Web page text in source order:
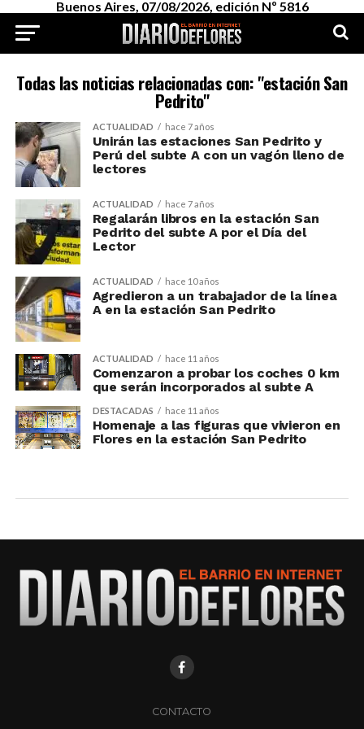
Buenos Aires, 07/08/2026, edición Nº 5816
Todas las noticias relacionadas con: "estación San
Pedrito"
ACTUALIDAD hace 7 años
Unirán las estaciones San Pedrito y
Perú del subte A con un vagón lleno de
lectores
ACTUALIDAD hace 7 años
Regalarán libros en la estación San
Pedrito del subte A por el Día del
Lector
ACTUALIDAD hace 10 años
Agredieron a un trabajador de la línea
A en la estación San Pedrito
ACTUALIDAD hace 11 años
Comenzaron a probar los coches 0 km
que serán incorporados al subte A
DESTACADAS hace 11 años
Homenaje a las figuras que vivieron en
Flores en la estación San Pedrito
CONTACTO